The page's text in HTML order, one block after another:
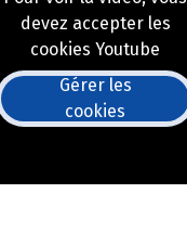
devez accepter les
cookies Youtube
Gérer les
cookies